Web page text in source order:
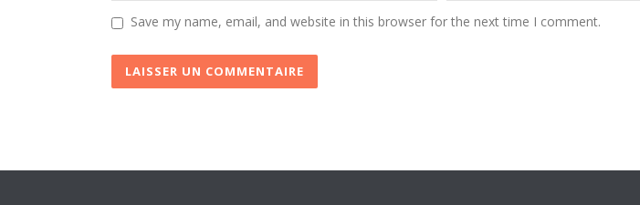
Save my name, email, and website in this browser for the next time I comment.